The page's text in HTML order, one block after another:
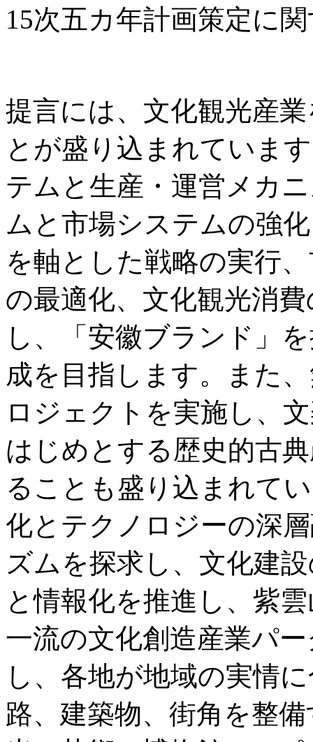
15次五カ年計画策定に
提言には、文化観光産
とが盛り込まれていま
テムと生産・運営メカ
ムと市場システムの強
を軸とした戦略の実行
の最適化、文化観光消
し、「安徽ブランド」
成を目指します。また
ロジェクトを実施し、
はじめとする歴史的古
ることも盛り込まれて
化とテクノロジーの深
ズムを探求し、文化建
と情報化を推進し、紫
一流の文化創造産業パ
し、各地が地域の実情
路、建築物、街角を整